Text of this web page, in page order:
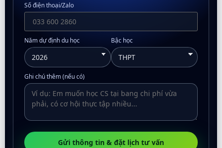
Số điện thoại/Zalo
Năm dự định du học Bậc học
Ghi chú thêm (nếu có)
Gửi thông tin & đặt lịch tư vấn